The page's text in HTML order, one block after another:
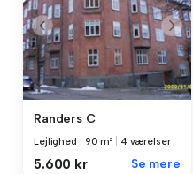
Randers C
Lejlighed 90 m² 4 værelser
5.600 kr Se mere